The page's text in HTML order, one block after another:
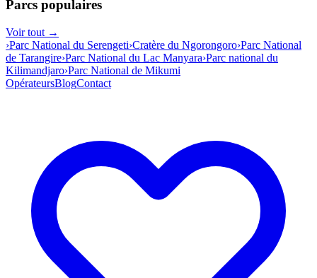
Parcs populaires
Voir tout →
›Parc National du Serengeti›Cratère du Ngorongoro›Parc National
de Tarangire›Parc National du Lac Manyara›Parc national du
Kilimandjaro›Parc National de Mikumi
OpérateursBlogContact